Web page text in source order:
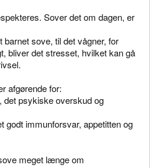
Sover det om dagen, er
sove, til det vågner, for
bliver det stresset, hvilket kan gå
afgørende for:
det psykiske overskud og
godt immunforsvar, appetitten og
meget længe om